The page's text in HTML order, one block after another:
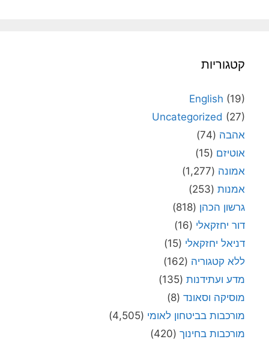
קטגוריות
English (19)
Uncategorized (27)
אהבה (74)
אוטיזם (15)
אמונה (1,277)
אמנות (253)
גרשון הכהן (818)
דור יחזקאלי (16)
דניאל יחזקאלי (15)
ללא קטגוריה (162)
מדע ועתידנות (135)
מוסיקה וסאונד (8)
מורכבות בביטחון לאומי (4,505)
מורכבות בחינוך (420)